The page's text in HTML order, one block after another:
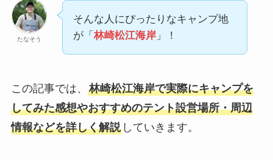
たなそう
そんな人にぴったりなキャンプ地
が「 林崎松江海岸」！
この記事では、 林崎松江海岸で実際にキャンプを
してみた感想やおすすめのテント設営場所・周辺
情報などを詳しく解説していきます。